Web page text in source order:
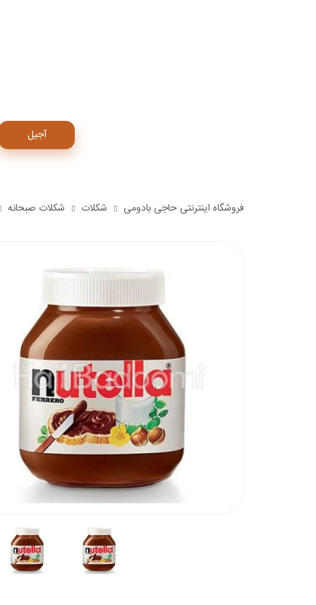
آجیل
فروشگاه اینترنتی حاجی بادومی شکلات شکلات صبحانه